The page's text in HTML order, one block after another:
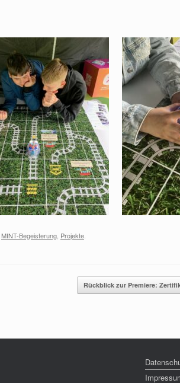
MINT-Begeisterung Projekte
Rückblick zur Premiere: